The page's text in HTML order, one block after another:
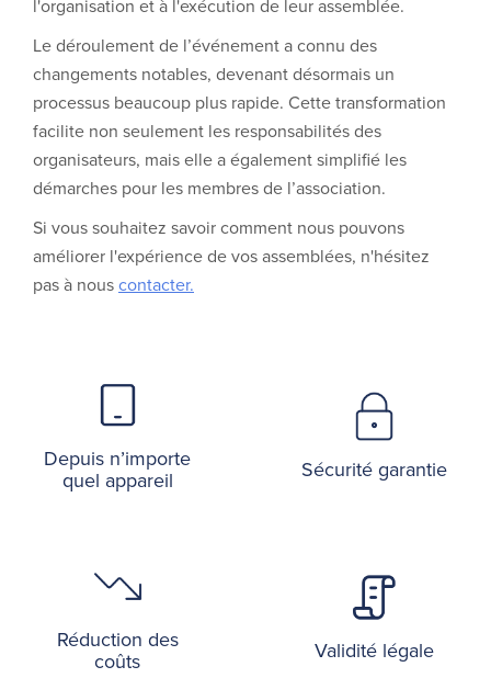
l'organisation et à l'exécution de leur assemblée.
Le déroulement de l’événement a connu des
changements notables, devenant désormais un
processus beaucoup plus rapide. Cette transformation
facilite non seulement les responsabilités des
organisateurs, mais elle a également simplifié les
démarches pour les membres de l’association.
Si vous souhaitez savoir comment nous pouvons
améliorer l'expérience de vos assemblées, n'hésitez
pas à nouscontacter.
Depuis n’importe
quel appareil Sécurité garantie
Réduction des
coûts Validité légale